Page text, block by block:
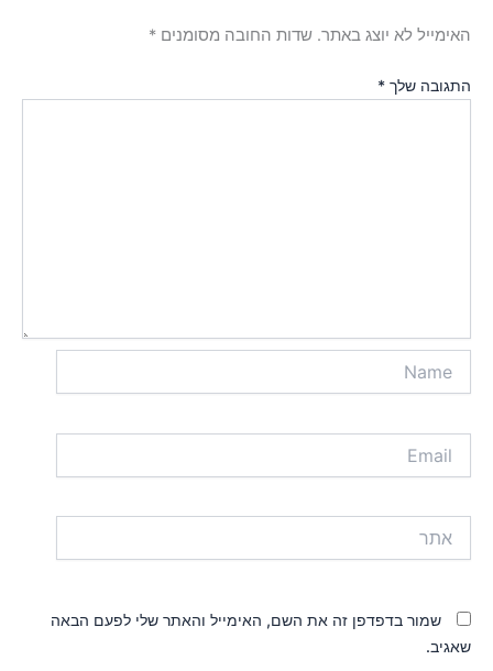
האימייל לא יוצג באתר. שדות החובה מסומנים *
התגובה שלך *
שמור בדפדפן זה את השם, האימייל והאתר שלי לפעם הבאה
שאגיב.